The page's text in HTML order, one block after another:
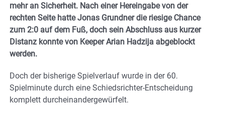
mehr an Sicherheit. Nach einer Hereingabe von der
rechten Seite hatte Jonas Grundner die riesige Chance
zum 2:0 auf dem Fuß, doch sein Abschluss aus kurzer
Distanz konnte von Keeper Arian Hadzija abgeblockt
werden.
Doch der bisherige Spielverlauf wurde in der 60.
Spielminute durch eine Schiedsrichter-Entscheidung
komplett durcheinandergewürfelt.